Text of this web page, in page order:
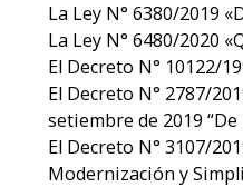
La Ley N° 6380/2019
La Ley N° 6480/2020
El Decreto N° 10122/
El Decreto N° 2787/
setiembre de 2019
El Decreto N° 3107/
Modernización y